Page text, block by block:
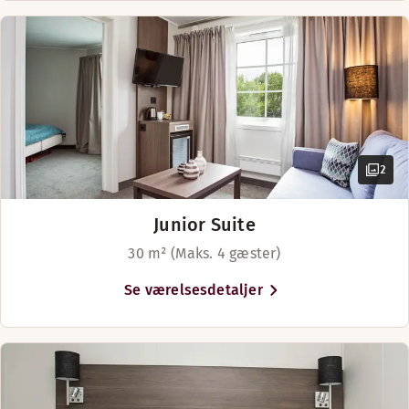
2
Junior Suite
30 m² (Maks. 4 gæster)
Se værelsesdetaljer